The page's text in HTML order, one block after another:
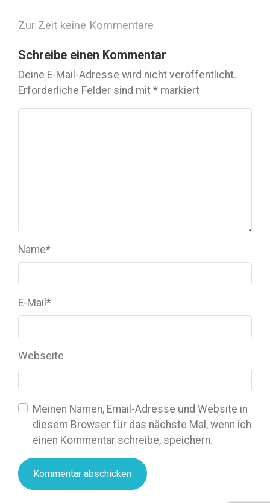
Zur Zeit keine Kommentare
Schreibe einen Kommentar
Deine E-Mail-Adresse wird nicht veröffentlicht.
Erforderliche Felder sind mit * markiert
Name*
E-Mail *
Webseite
Meinen Namen, Email-Adresse und Website in
diesem Browser für das nächste Mal, wenn ich
einen Kommentar schreibe, speichern.